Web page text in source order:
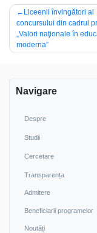
Navigare
în
articole
Liceenii învingători ai
concursului din cadrul
„Valori naţionale în
moderna”
Navigare
Despre
Studii
Cercetare
Transparența
Admitere
Beneficiarii programelor
Noutăți